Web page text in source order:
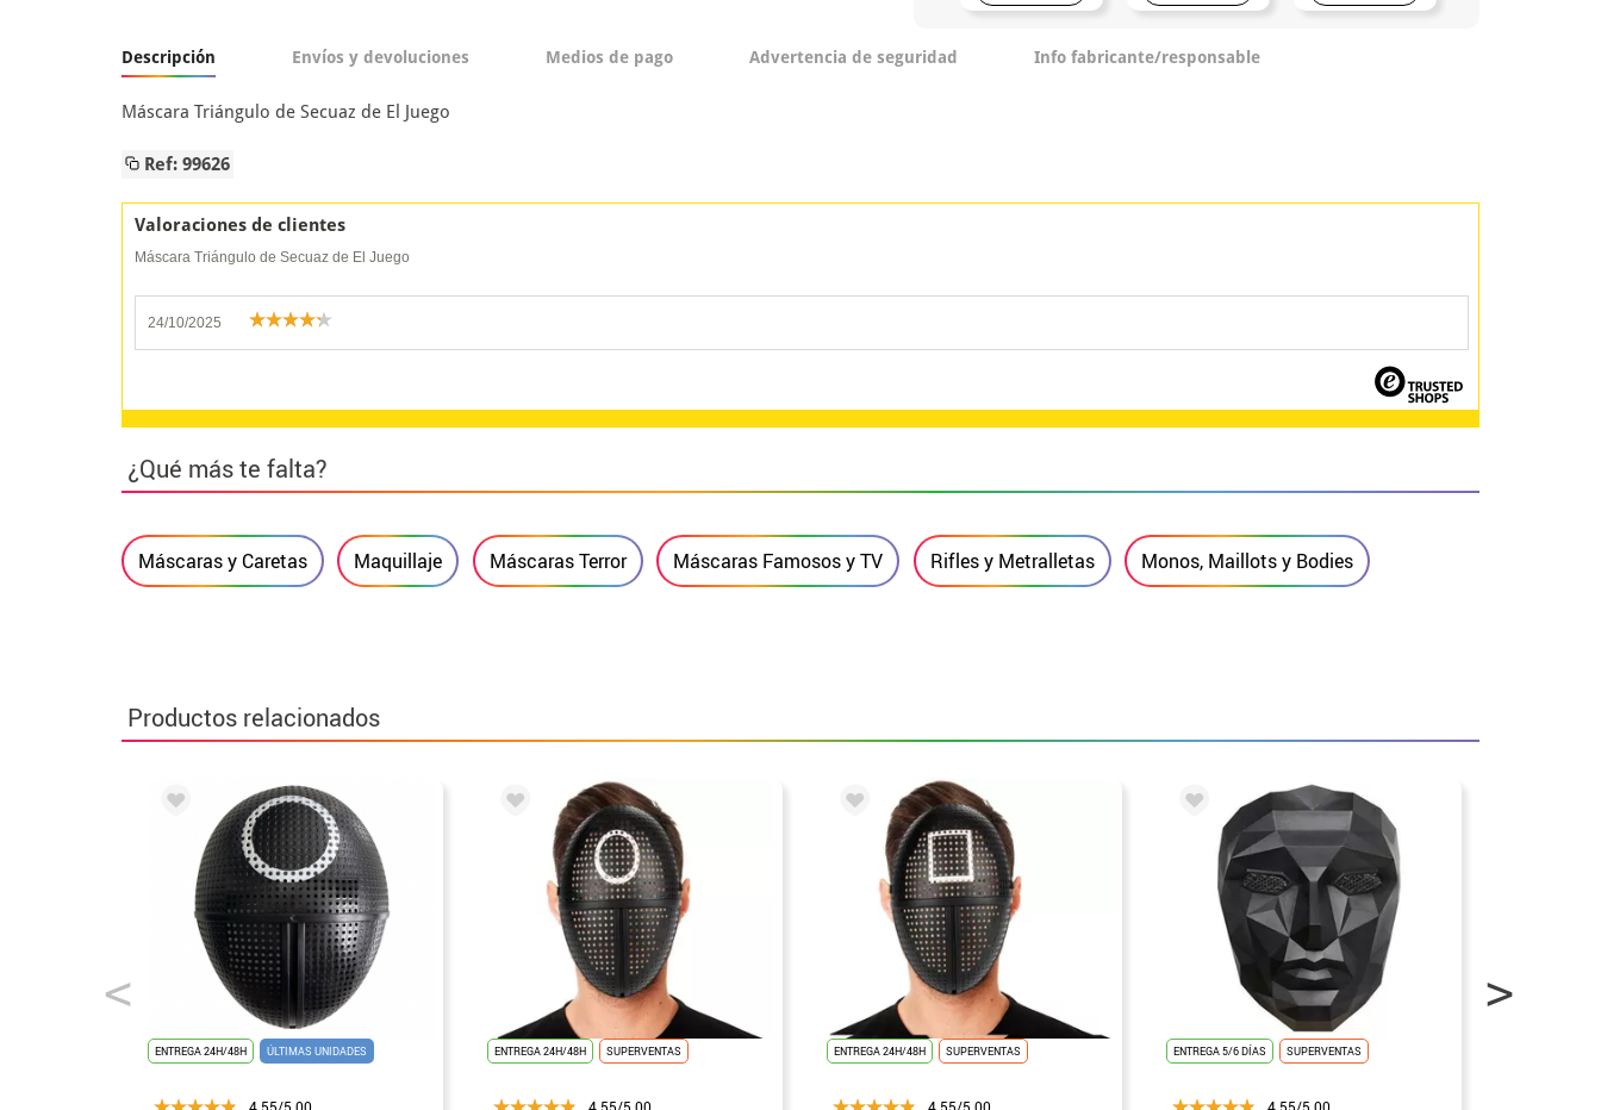
Descripción Envíos y devoluciones Medios de pago Advertencia de seguridad Info fabricante/responsable
Máscara Triángulo de Secuaz de El Juego
Ref: 99626
Valoraciones de clientes
Máscara Triángulo de Secuaz de El Juego
24/10/2025
¿Qué más te falta?
Máscaras y Caretas Maquillaje Máscaras Terror Máscaras Famosos y TV Rifles y Metralletas Monos, Maillots y Bodies
Productos relacionados
ENTREGA 24H/48H ÚLTIMAS UNIDADES
4.55/5.00
ENTREGA 24H/48H SUPERVENTAS
4.55/5.00
ENTREGA 24H/48H SUPERVENTAS
4.55/5.00
ENTREGA 5/6 DÍAS SUPERVENTAS
4.55/5.00